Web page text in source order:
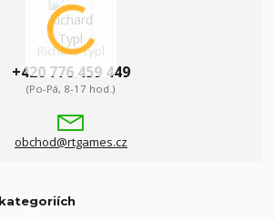
Richard Typl
+420 776 459 449
(Po-Pá, 8-17 hod.)
obchod@rtgames.cz